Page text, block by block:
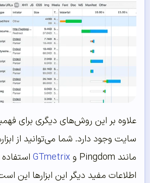
علاوه بر این روش‌های دیگری برای
سایت وجود دارد. شما می‌توانید از
مانند Pingdom و
GTmetrix
اطلاعات مفید دیگر این ابزارها این